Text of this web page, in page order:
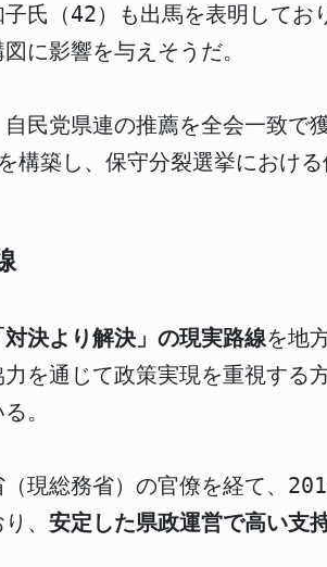
氏（42）も出馬を表明して
に影響を与えそうだ。
民党県連の推薦を全会一致で獲
を構築し、保守分裂選挙における
対決より解決」の現実路線を地
を通じて政策実現を重視する
。
現総務省）の官僚を経て、
、 安定した県政運営で高い支